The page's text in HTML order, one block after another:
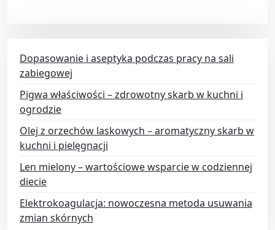
Dopasowanie i aseptyka podczas pracy na sali
zabiegowej
Pigwa właściwości – zdrowotny skarb w kuchni i
ogrodzie
Olej z orzechów laskowych – aromatyczny skarb w
kuchni i pielęgnacji
Len mielony – wartościowe wsparcie w codziennej
diecie
Elektrokoagulacja: nowoczesna metoda usuwania
zmian skórnych